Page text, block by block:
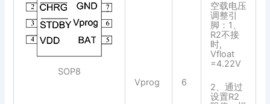
SOP8
Vprog 6
空载电压
调整引
脚：1、
R2不接
时,
Vfloat
=4.22V
2、通过
设置R2